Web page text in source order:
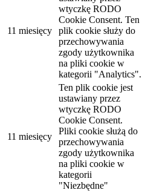
11 miesięcy
wtyczkę RODO
Cookie Consent. Ten
plik cookie służy do
przechowywania
zgody użytkownika
na pliki cookie w
kategorii "Analytics".
11 miesięcy
Ten plik cookie jest
ustawiany przez
wtyczkę RODO
Cookie Consent.
Pliki cookie służą do
przechowywania
zgody użytkownika
na pliki cookie w
kategorii
"Niezbędne"